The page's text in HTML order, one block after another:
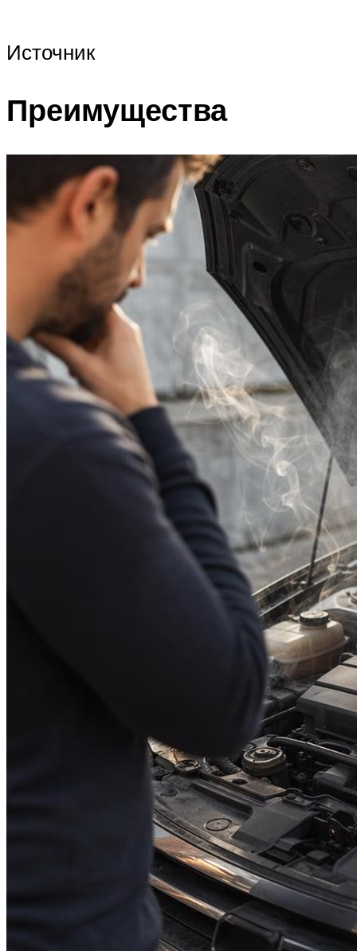
Источник
Преимущества